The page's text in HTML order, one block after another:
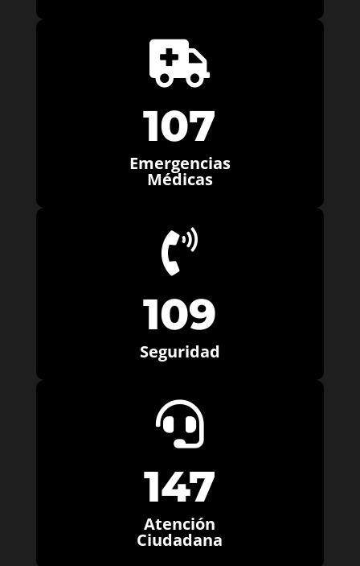

107
Emergencias
Médicas

109
Seguridad

147
Atención
Ciudadana